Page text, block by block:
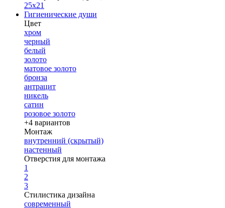
25х21
Гигиенические души
Цвет
хром
черный
белый
золото
матовое золото
бронза
антрацит
никель
сатин
розовое золото
+4 вариантов
Монтаж
внутренний (скрытый)
настенный
Отверстия для монтажа
1
2
3
Стилистика дизайна
современный